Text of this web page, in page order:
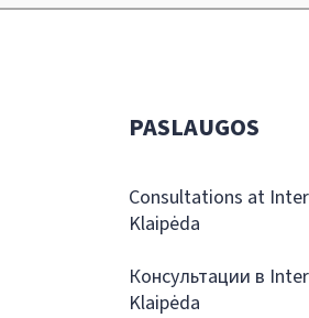
PASLAUGOS
Consultations at
Klaipėda
Консультации в
Klaipėda